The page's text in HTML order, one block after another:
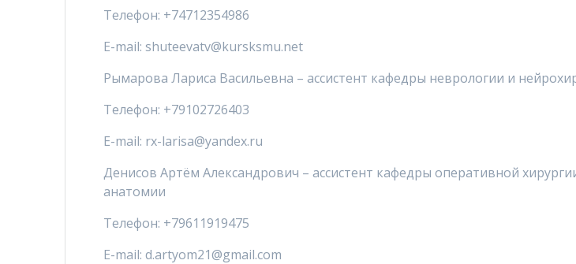
Телефон: +74712354986
E-mail: shuteevatv@kursksmu.net
Рымарова Лариса Васильевна – ассистент кафедры неврологии и
Телефон: +79102726403
E-mail: rx-larisa@yandex.ru
Денисов Артём Александрович – ассистент кафедры оперативной
анатомии
Телефон: +79611919475
E-mail: d.artyom21@gmail.com